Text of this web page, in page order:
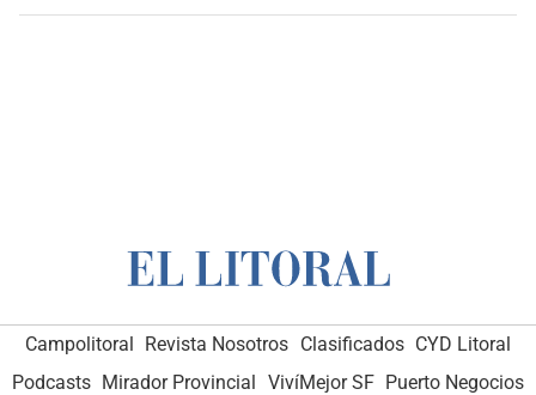
Campolitoral Revista Nosotros Clasificados CYD Litoral
Podcasts Mirador Provincial VivíMejor SF Puerto Negocios